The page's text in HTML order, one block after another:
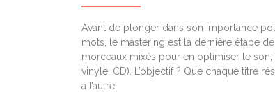
Avant de plonger dans son importance
mots, le mastering est la dernière étape
morceaux mixés pour en optimiser le
vinyle, CD). L’objectif ? Que chaque titre
à l’autre.